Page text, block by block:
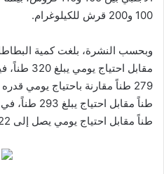
100 و200 قرش للكيلوغرام.
مقابل
طناً مقابل احتياج يومي يصل إلى 322 طناً.